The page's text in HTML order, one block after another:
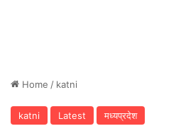
Home / katni
katni Latest मध्यप्रदेश